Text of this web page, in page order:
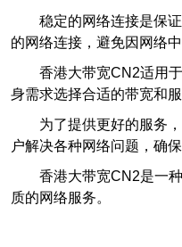
稳定的网络连接是保
的网络连接，避免因网络
香港大带宽CN2适用
身需求选择合适的带宽和服
为了提供更好的服务
户解决各种网络问题，确
香港大带宽CN2是一
质的网络服务。